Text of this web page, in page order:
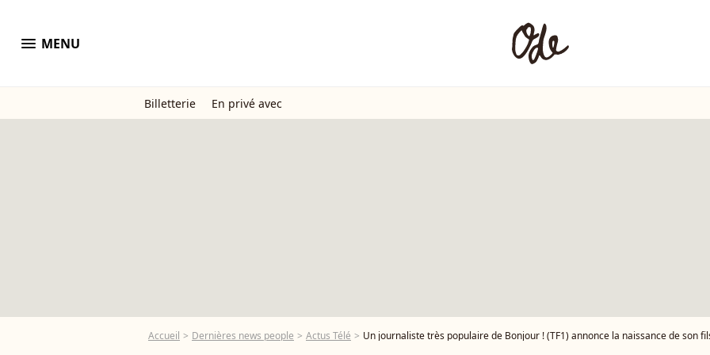
menu MENU
Billetterie En privé avec
Accueil Dernières news people Actus Télé Un journaliste très populaire de Bonjour ! (TF1) annonce la naissance de son